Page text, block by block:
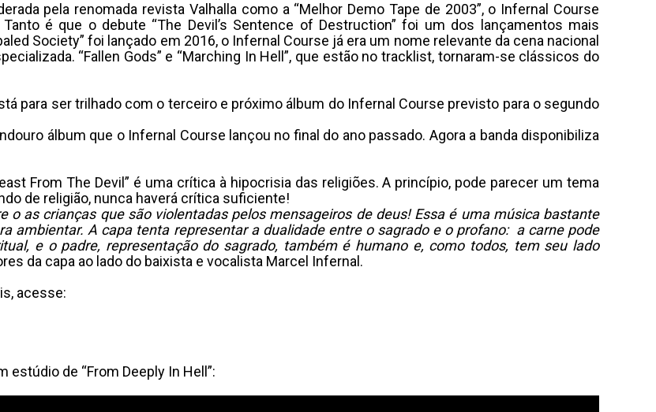
pela renomada revista Valhalla como a “Melhor Demo Tape de 2003”, o Infernal Course
é que o debute “The Devil’s Sentence of Destruction” foi um dos lançamentos mais
Society” foi lançado em 2016, o Infernal Course já era um nome relevante da cena nacional
“Fallen Gods” e “Marching In Hell”, que estão no tracklist, tornaram-se clássicos do
para ser trilhado com o terceiro e próximo álbum do Infernal Course previsto para o segundo
álbum que o Infernal Course lançou no final do ano passado. Agora a banda disponibiliza
From The Devil” é uma crítica à hipocrisia das religiões. A princípio, pode parecer um tema
de religião, nunca haverá crítica suficiente!
o as crianças que são violentadas pelos mensageiros de deus! Essa é uma música bastante
ambientar. A capa tenta representar a dualidade entre o sagrado e o profano: a carne pode
e o padre, representação do sagrado, também é humano e, como todos, tem seu lado
da capa ao lado do baixista e vocalista Marcel Infernal.
acesse:
de “From Deeply In Hell”: